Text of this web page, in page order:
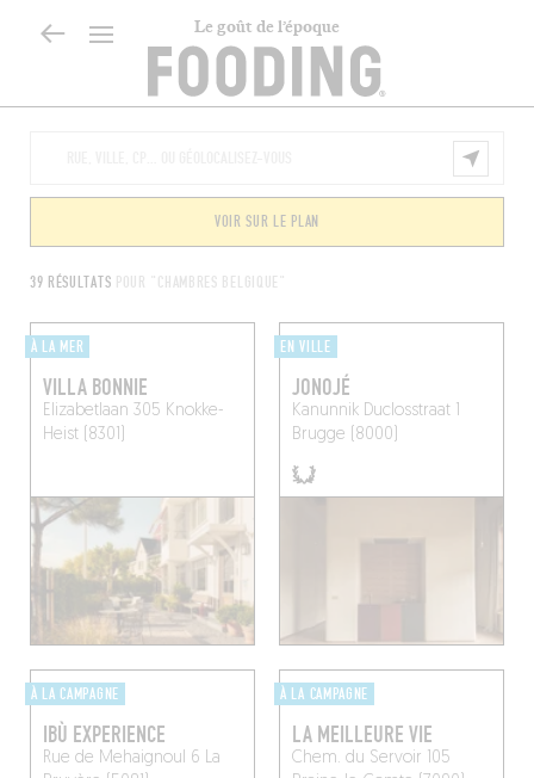
Le goût de l’époque
39 RÉSULTATS POUR "CHAMBRES BELGIQUE"
VOIR SUR LE PLAN
À LA MER
VILLA BONNIE
Elizabetlaan 305 Knokke-
Heist (8301)
EN VILLE
JONOJÉ
Kanunnik Duclosstraat 1
Brugge (8000)
À LA CAMPAGNE
IBÙ EXPERIENCE
Rue de Mehaignoul 6 La
À LA CAMPAGNE
LA MEILLEURE VIE
Chem. du Servoir 105